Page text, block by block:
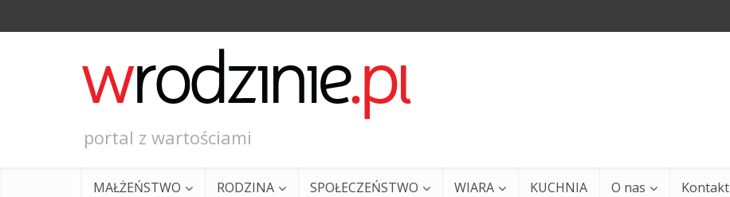
portal z wartościami
MAŁŻEŃSTWO RODZINA SPOŁECZEŃSTWO WIARA KUCHNIA O nas Kontakt